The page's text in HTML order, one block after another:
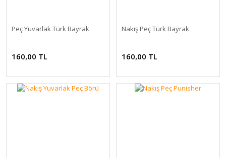
Peç Yuvarlak Türk Bayrak
160,00 TL
Nakış Peç Türk Bayrak
160,00 TL